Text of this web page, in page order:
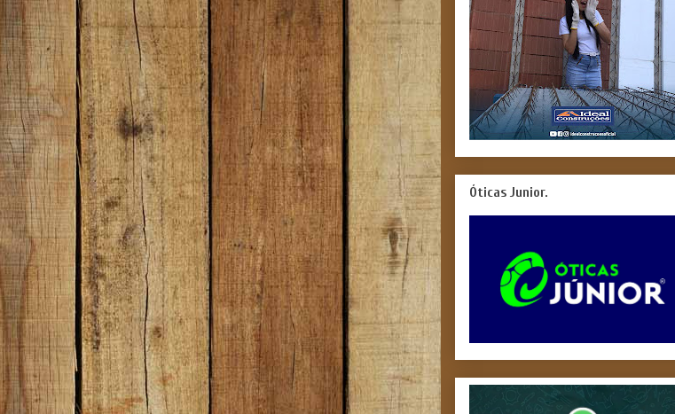
Óticas Junior.